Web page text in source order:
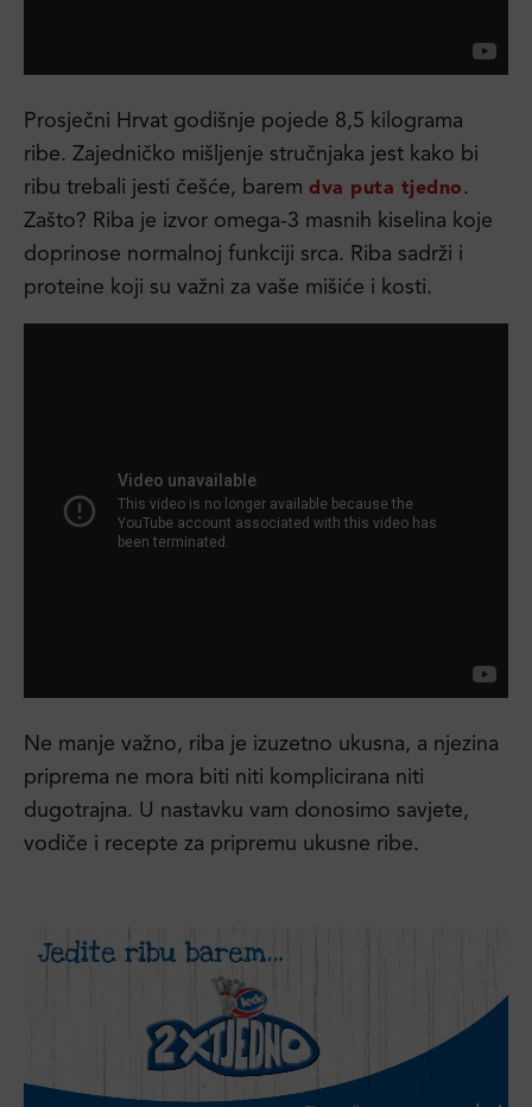
Prosječni Hrvat godišnje pojede 8,5 kilograma
ribe. Zajedničko mišljenje stručnjaka jest kako bi
ribu trebali jesti češće, barem dva puta tjedno.
Zašto? Riba je izvor omega-3 masnih kiselina koje
doprinose normalnoj funkciji srca. Riba sadrži i
proteine koji su važni za vaše mišiće i kosti.
Ne manje važno, riba je izuzetno ukusna, a njezina
priprema ne mora biti niti komplicirana niti
dugotrajna. U nastavku vam donosimo savjete,
vodiče i recepte za pripremu ukusne ribe.